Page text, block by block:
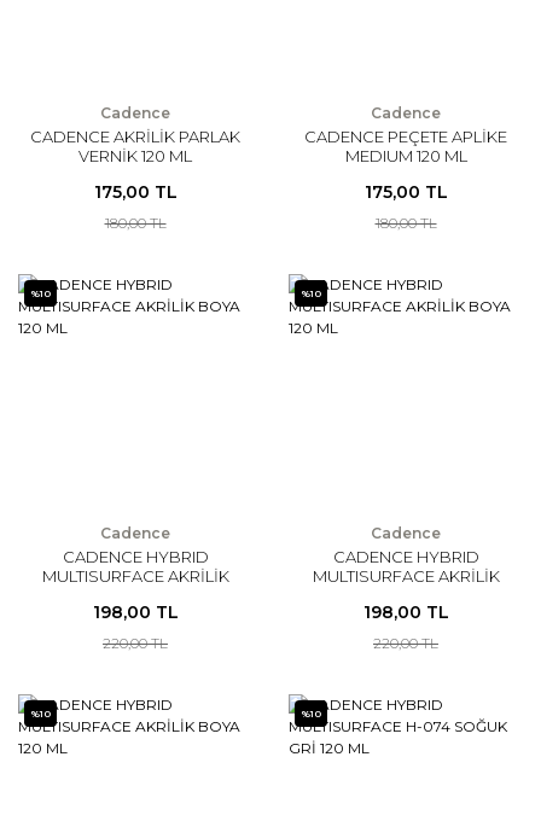
Cadence
CADENCE AKRİLİK PARLAK
VERNİK 120 ML
175,00 TL
180,00 TL
Cadence
CADENCE PEÇETE APLİKE
MEDIUM 120 ML
175,00 TL
180,00 TL
%10
Cadence
CADENCE HYBRID
MULTISURFACE AKRİLİK
198,00 TL
220,00 TL
%10
Cadence
CADENCE HYBRID
MULTISURFACE AKRİLİK
198,00 TL
220,00 TL
%10 %10